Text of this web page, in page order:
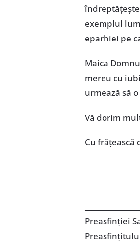
exemplul
eparhiei pe
Maica
mereu cu
urmează să
Vă dorim
Cu frățească
Preasfinției